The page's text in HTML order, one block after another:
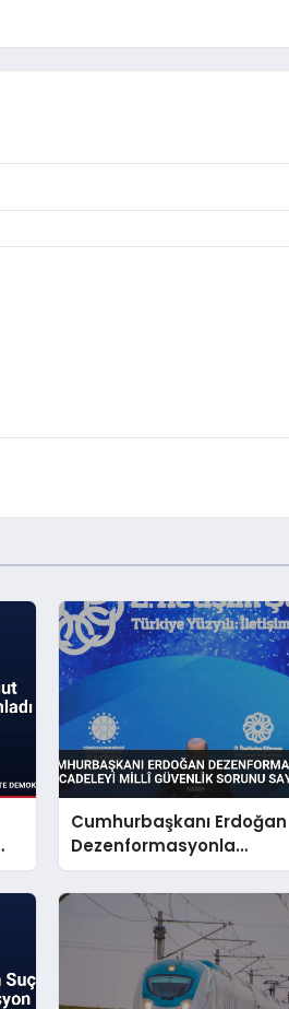
Cumhurbaşkanı Erdoğan
Dezenformasyonla
Mücadeleyi Millî Güvenlik
Sorunu Saydı